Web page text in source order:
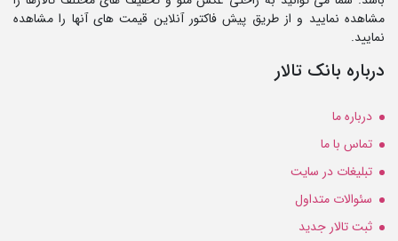
مشاهده نمایید و از طریق پیش فاکتور آنلاین قیمت های آنها را مشاهده
نمایید.
درباره بانک تالار
درباره ما
تماس با ما
تبلیغات در سایت
سئوالات متداول
ثبت تالار جدید